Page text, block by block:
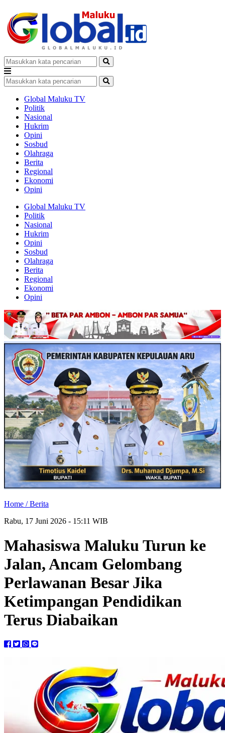
Global Maluku TV
Politik
Nasional
Hukrim
Opini
Sosbud
Olahraga
Berita
Regional
Ekonomi
Opini
Global Maluku TV
Politik
Nasional
Hukrim
Opini
Sosbud
Olahraga
Berita
Regional
Ekonomi
Opini
Home /Berita
Rabu, 17 Juni 2026 - 15:11 WIB
Mahasiswa Maluku Turun ke
Jalan, Ancam Gelombang
Perlawanan Besar Jika
Ketimpangan Pendidikan
Terus Diabaikan